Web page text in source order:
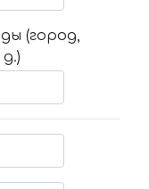
(город,